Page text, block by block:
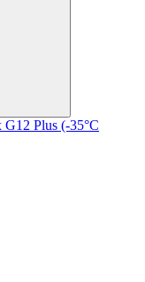
Plus (-35°C